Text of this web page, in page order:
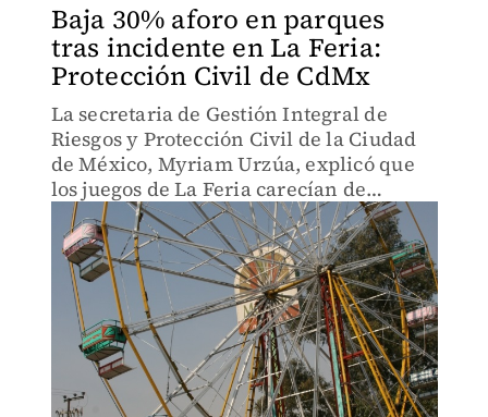
Baja 30% aforo en parques
tras incidente en La Feria:
Protección Civil de CdMx
La secretaria de Gestión Integral de
Riesgos y Protección Civil de la Ciudad
de México, Myriam Urzúa, explicó que
los juegos de La Feria carecían de
mantenimiento.